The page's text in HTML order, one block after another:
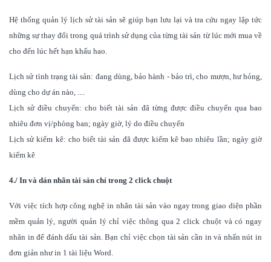
Hệ thống quản lý lịch sử tài sản sẽ giúp bạn lưu lại và tra cứu ngay lập tức
những sự thay đổi trong quá trình sử dụng của từng tài sản từ lúc mới mua về
cho đến lúc hết hạn khấu hao.
Lịch sử tình trạng tài sản: đang dùng, bảo hành - bảo trì, cho mượn, hư hỏng,
dùng cho dự án nào, ....
Lịch sử điều chuyển: cho biết tài sản đã từng được điều chuyển qua bao
nhiêu đơn vị/phòng ban; ngày giờ, lý do điều chuyển
Lịch sử kiểm kê: cho biết tài sản đã được kiểm kê bao nhiêu lần; ngày giờ
kiểm kê
4./ In và dán nhãn tài sản chỉ trong 2 click chuột
Với việc tích hợp công nghệ in nhãn tài sản vào ngay trong giao diện phần
mềm quản lý, người quản lý chỉ việc thông qua 2 click chuột và có ngay
nhãn in để đánh dấu tài sản. Bạn chỉ việc chọn tài sản cần in và nhấn nút in
đơn giản như in 1 tài liệu Word.